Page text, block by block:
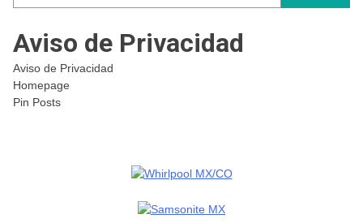
Aviso de Privacidad
Aviso de Privacidad
Homepage
Pin Posts